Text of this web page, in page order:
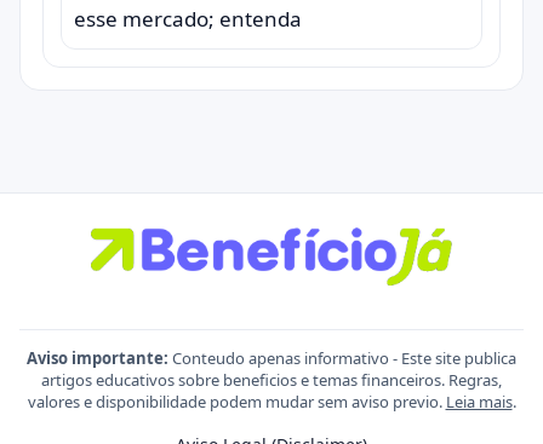
esse mercado; entenda
Aviso importante: Conteudo apenas informativo - Este site publica
artigos educativos sobre beneficios e temas financeiros. Regras,
valores e disponibilidade podem mudar sem aviso previo. Leia mais.